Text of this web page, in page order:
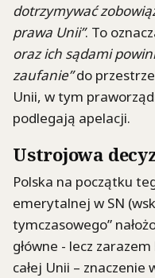
dotrzymywać
prawa Unii”. To
oraz ich sądami
zaufanie”do
Unii, w tym
podlegają apelacji.
Ustrojowa
Polska na początku
emerytalnej w SN
tymczasowego”
główne - lecz
całej Unii – znaczenie